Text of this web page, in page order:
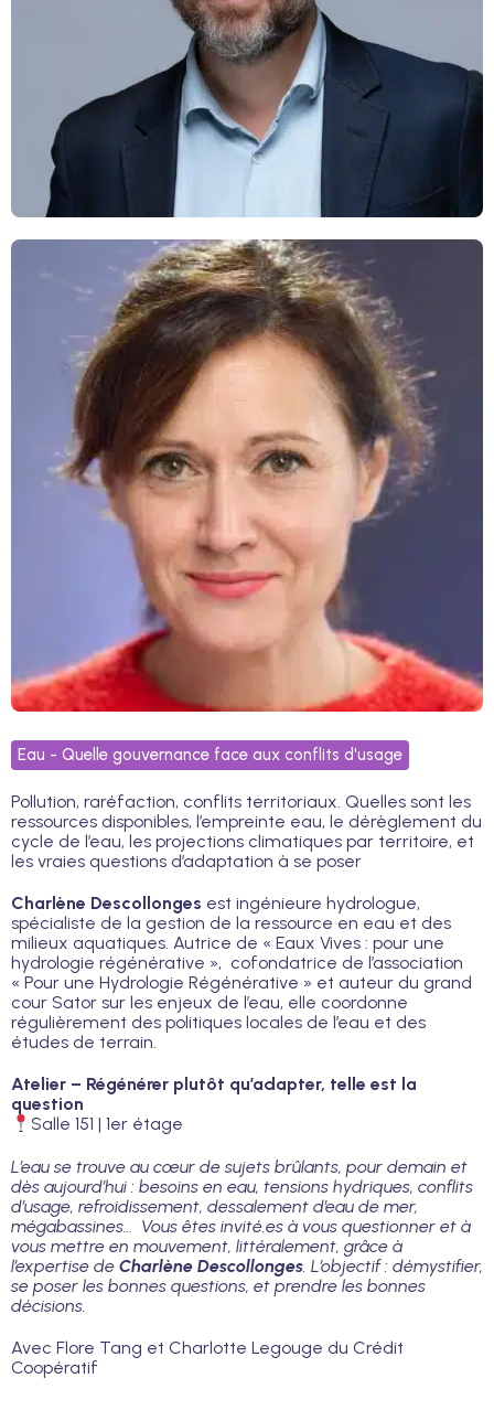
Eau - Quelle gouvernance face aux conflits d'usage
Pollution, raréfaction, conflits territoriaux. Quelles sont les
ressources disponibles, l’empreinte eau, le dérèglement du
cycle de l’eau, les projections climatiques par territoire, et
les vraies questions d’adaptation à se poser
Charlène Descollonges est ingénieure hydrologue,
spécialiste de la gestion de la ressource en eau et des
milieux aquatiques. Autrice de « Eaux Vives : pour une
hydrologie régénérative », cofondatrice de l’association
« Pour une Hydrologie Régénérative » et auteur du grand
cour Sator sur les enjeux de l’eau, elle coordonne
régulièrement des politiques locales de l’eau et des
études de terrain.
Atelier – Régénérer plutôt qu’adapter, telle est la
question
Salle 151 | 1er étage
L ’eau se trouve au cœur de sujets brûlants, pour demain et
dès aujourd’hui : besoins en eau, tensions hydriques, conflits
d’usage, refroidissement, dessalement d’eau de mer,
mégabassines… Vous êtes invité.es à vous questionner et à
vous mettre en mouvement, littéralement, grâce à
l’expertise de Charlène Descollonges . L’objectif : démystifier,
se poser les bonnes questions, et prendre les bonnes
décisions.
Avec Flore Tang et Charlotte Legouge du Crédit
Coopératif